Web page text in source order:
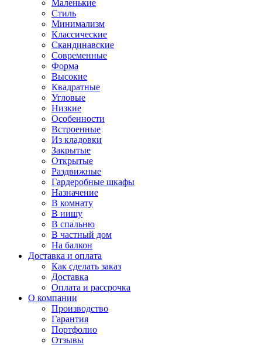
Маленькие
Стиль
Минимализм
Классические
Скандинавские
Современные
Форма
Высокие
Квадратные
Угловые
Низкие
Особенности
Встроенные
Из кладовки
Закрытые
Открытые
Раздвижные
Гардеробные шкафы
Назначение
В комнату
В нишу
В спальню
В частный дом
На балкон
Доставка и оплата
Как сделать заказ
Доставка
Оплата и рассрочка
О компании
Производство
Гарантия
Портфолио
Отзывы